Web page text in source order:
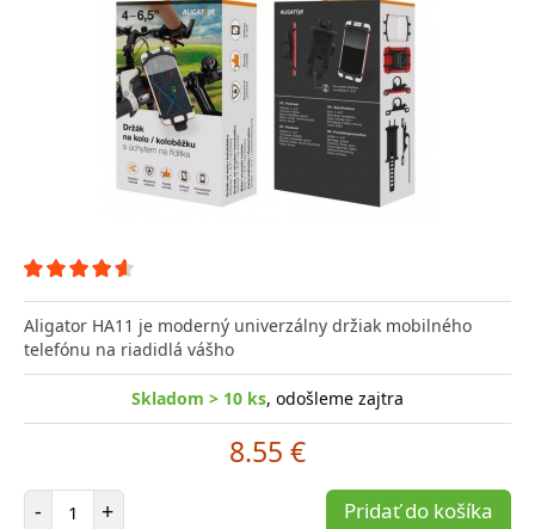
Aligator HA11 je moderný univerzálny držiak mobilného
telefónu na riadidlá vášho
Skladom > 10 ks, odošleme zajtra
8.55 €
- Počet položiek
+ Pridať do košíka